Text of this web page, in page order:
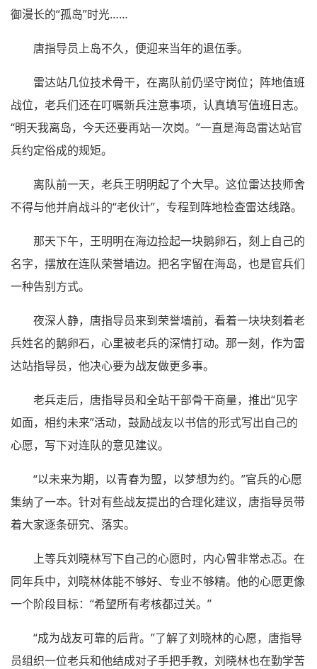
御漫长的“孤岛”时光……
唐指导员上岛不久，便迎来当年的退伍季。
雷达站几位技术骨干，在离队前仍坚守岗位；阵地值班
战位，老兵们还在叮嘱新兵注意事项，认真填写值班日志。
“明天我离岛，今天还要再站一次岗。”一直是海岛雷达站官
兵约定俗成的规矩。
离队前一天，老兵王明明起了个大早。这位雷达技师舍
不得与他并肩战斗的“老伙计”，专程到阵地检查雷达线路。
那天下午，王明明在海边捡起一块鹅卵石，刻上自己的
名字，摆放在连队荣誉墙边。把名字留在海岛，也是官兵们
一种告别方式。
夜深人静，唐指导员来到荣誉墙前，看着一块块刻着老
兵姓名的鹅卵石，心里被老兵的深情打动。那一刻，作为雷
达站指导员，他决心要为战友做更多事。
老兵走后，唐指导员和全站干部骨干商量，推出“见字
如面，相约未来”活动，鼓励战友以书信的形式写出自己的
心愿，写下对连队的意见建议。
“以未来为期，以青春为盟，以梦想为约。”官兵的心愿
集纳了一本。针对有些战友提出的合理化建议，唐指导员带
着大家逐条研究、落实。
上等兵刘晓林写下自己的心愿时，内心曾非常忐忑。在
同年兵中，刘晓林体能不够好、专业不够精。他的心愿更像
一个阶段目标：“希望所有考核都过关。”
“成为战友可靠的后背。”了解了刘晓林的心愿，唐指导
员组织一位老兵和他结成对子手把手教，刘晓林也在勤学苦